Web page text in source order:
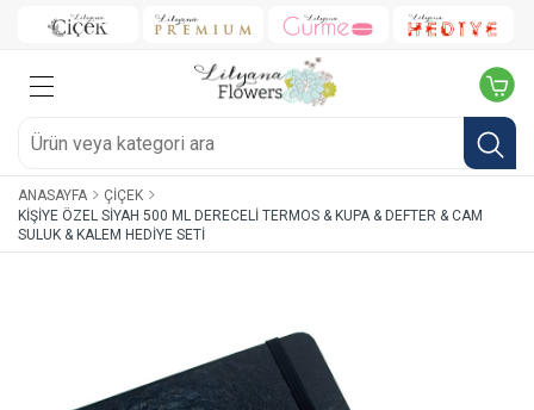
ANASAYFA
ÇIÇEK
KIŞIYE ÖZEL SIYAH 500 ML DERECELI TERMOS & KUPA & DEFTER & CAM
SULUK & KALEM HEDIYE SETI